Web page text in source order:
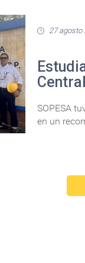
27 agosto
SOPESA
en un